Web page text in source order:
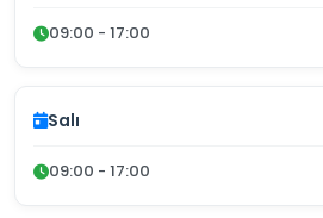
09:00 - 17:00
Salı
09:00 - 17:00